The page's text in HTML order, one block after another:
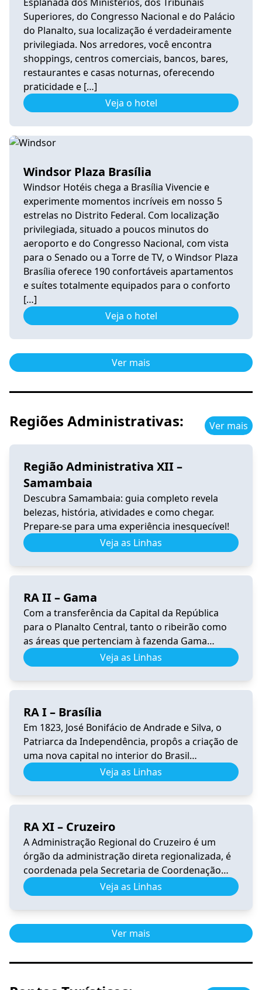
Superiores, do Congresso Nacional e do Palácio
do Planalto, sua localização é verdadeiramente
privilegiada. Nos arredores, você encontra
shoppings, centros comerciais, bancos, bares,
restaurantes e casas noturnas, oferecendo
praticidade e […]
Veja o hotel
Windsor Plaza Brasília
Windsor Hotéis chega a Brasília Vivencie e
experimente momentos incríveis em nosso 5
estrelas no Distrito Federal. Com localização
privilegiada, situado a poucos minutos do
aeroporto e do Congresso Nacional, com vista
para o Senado ou a Torre de TV, o Windsor Plaza
Brasília oferece 190 confortáveis apartamentos
e suítes totalmente equipados para o conforto
[…]
Veja o hotel
Ver mais
Regiões Administrativas: Ver mais
Região Administrativa XII –
Samambaia
Descubra Samambaia: guia completo revela
belezas, história, atividades e como chegar.
Prepare-se para uma experiência inesquecível!
Veja as Linhas
RA II – Gama
Com a transferência da Capital da República
para o Planalto Central, tanto o ribeirão como
as áreas que pertenciam à fazenda Gama
ficaram dentro da área escolhida para sediar a
nova capital do Brasil. Conforme o Censo
assim distribuídas: nos […]
Veja as Linhas
RA I – Brasília
Em 1823, José Bonifácio de Andrade e Silva, o
Patriarca da Independência, propôs a criação de
uma nova capital no interior do Brasil
(sugerindo o nome Brasília), longe dos portos
para garantir a segurança do país. A vocação
Bosco. O […]
Veja as Linhas
RA XI – Cruzeiro
A Administração Regional do Cruzeiro é um
órgão da administração direta regionalizada, é
coordenada pela Secretaria de Coordenação
das Cidades. Tem por competência representar
o Governo do Distrito Federal na execução das
sua jurisdição. A Região Administrativa do
Cruzeiro encontra-se dentro da Poligonal de
Veja as Linhas
Ver mais